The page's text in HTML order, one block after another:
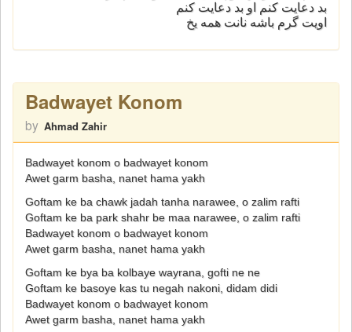
بد دعايت کنم او بد دعايت کنم
اويت گرم باشه نانت همه يخ
Badwayet Konom
by Ahmad Zahir
Badwayet konom o badwayet konom
Awet garm basha, nanet hama yakh
Goftam ke ba chawk jadah tanha narawee, o zalim rafti
Goftam ke ba park shahr be maa narawee, o zalim rafti
Badwayet konom o badwayet konom
Awet garm basha, nanet hama yakh
Goftam ke bya ba kolbaye wayrana, gofti ne ne
Goftam ke basoye kas tu negah nakoni, didam didi
Badwayet konom o badwayet konom
Awet garm basha, nanet hama yakh